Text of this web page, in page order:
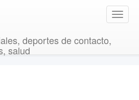
T
o
deportes de contacto,
salud